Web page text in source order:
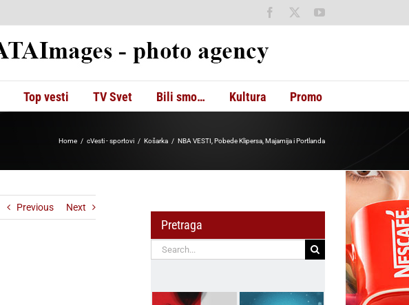
Facebook YouTube
Top vesti TV Svet Bili smo… Kultura Promo
Home cVesti - sportovi Košarka NBA VESTI, Pobede Klipersa, Majamija i Portlanda
Previous Next
Pretraga
Search
for: